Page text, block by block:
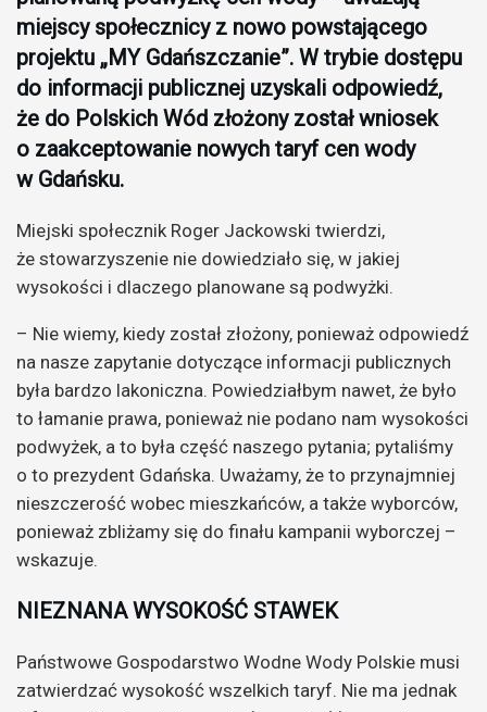
miejscy społecznicy z nowo powstającego
projektu „MY Gdańszczanie”. W trybie dostępu
do informacji publicznej uzyskali odpowiedź,
że do Polskich Wód złożony został wniosek
o zaakceptowanie nowych taryf cen wody
w Gdańsku.
Miejski społecznik Roger Jackowski twierdzi,
że stowarzyszenie nie dowiedziało się, w jakiej
wysokości i dlaczego planowane są podwyżki.
– Nie wiemy, kiedy został złożony, ponieważ odpowiedź
na nasze zapytanie dotyczące informacji publicznych
była bardzo lakoniczna. Powiedziałbym nawet, że było
to łamanie prawa, ponieważ nie podano nam wysokości
podwyżek, a to była część naszego pytania; pytaliśmy
o to prezydent Gdańska. Uważamy, że to przynajmniej
nieszczerość wobec mieszkańców, a także wyborców,
ponieważ zbliżamy się do finału kampanii wyborczej –
wskazuje.
NIEZNANA WYSOKOŚĆ STAWEK
Państwowe Gospodarstwo Wodne Wody Polskie musi
zatwierdzać wysokość wszelkich taryf. Nie ma jednak